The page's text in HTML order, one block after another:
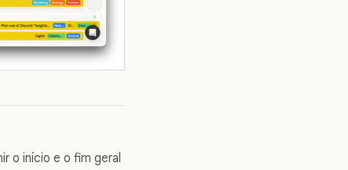
o início e o fim geral